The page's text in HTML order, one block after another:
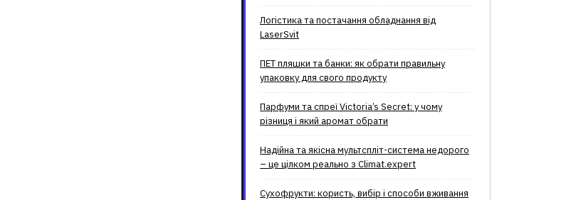
Логістика та постачання обладнання від
LaserSvit
ПЕТ пляшки та банки: як обрати правильну
упаковку для свого продукту
Парфуми та спреї Victoria’s Secret: у чому
різниця і який аромат обрати
Надійна та якісна мультспліт-система недорого
– це цілком реально з Climat.еxpert
Сухофрукти: користь, вибір і способи вживання